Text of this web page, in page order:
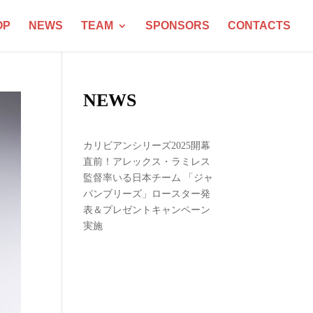
NEWS TEAM SPONSORS CONTACTS
NEWS
カリビアンシリーズ2025開幕
直前！アレックス・ラミレス
監督率いる日本チーム 「ジャ
パンブリーズ」ロースター発
表＆プレゼントキャンペーン
実施